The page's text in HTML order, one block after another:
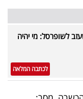
לשופרסל: מי יהיה
לכתבה המלאה